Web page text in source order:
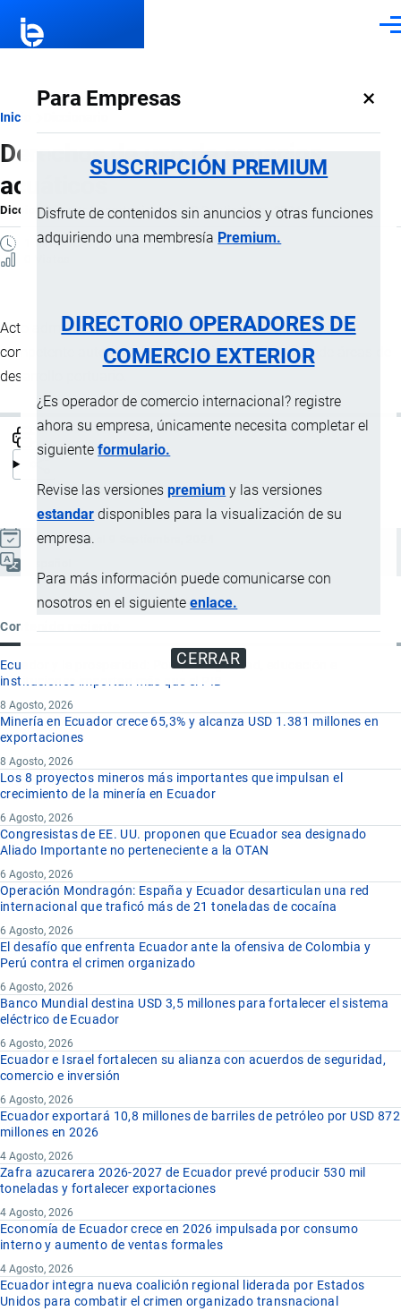
Para Empresas ×
SUSCRIPCIÓN PREMIUM
Disfrute de contenidos sin anuncios y otras funciones
adquiriendo una membresía Premium.
DIRECTORIO OPERADORES DE
COMERCIO EXTERIOR
¿Es operador de comercio internacional? registre
ahora su empresa, únicamente necesita completar el
siguienteformulario.
Revise las versionespremium y las versiones
estandar disponibles para la visualización de su
empresa.
Para más información puede comunicarse con
nosotros en el siguienteenlace.
CERRAR
Ruta
de
navegación
Inicio
Derechos de uso de espacios
acuáticos
DiccionarioporImportaciones …, 8 Septiembre, 2024
1 MINUTO
Acto administrativo mediante el cual la el Organismo
competente autoriza al peticionario la explotación de áreas de
desarrollo portuario.
Actualizado el 9 Septiembre, 2024
Contenido reciente
Ecuador y la prosperidad: Por qué seguridad, educación e
instituciones importan más que el PIB
8 Agosto, 2026
Minería en Ecuador crece 65,3% y alcanza USD 1.381 millones en
exportaciones
8 Agosto, 2026
Los 8 proyectos mineros más importantes que impulsan el
crecimiento de la minería en Ecuador
6 Agosto, 2026
Congresistas de EE. UU. proponen que Ecuador sea designado
Aliado Importante no perteneciente a la OTAN
6 Agosto, 2026
Operación Mondragón: España y Ecuador desarticulan una red
internacional que traficó más de 21 toneladas de cocaína
6 Agosto, 2026
El desafío que enfrenta Ecuador ante la ofensiva de Colombia y
Perú contra el crimen organizado
6 Agosto, 2026
Banco Mundial destina USD 3,5 millones para fortalecer el sistema
eléctrico de Ecuador
6 Agosto, 2026
Ecuador e Israel fortalecen su alianza con acuerdos de seguridad,
comercio e inversión
6 Agosto, 2026
Ecuador exportará 10,8 millones de barriles de petróleo por USD 872
millones en 2026
4 Agosto, 2026
Zafra azucarera 2026-2027 de Ecuador prevé producir 530 mil
toneladas y fortalecer exportaciones
4 Agosto, 2026
Economía de Ecuador crece en 2026 impulsada por consumo
interno y aumento de ventas formales
4 Agosto, 2026
Ecuador integra nueva coalición regional liderada por Estados
Unidos para combatir el crimen organizado transnacional